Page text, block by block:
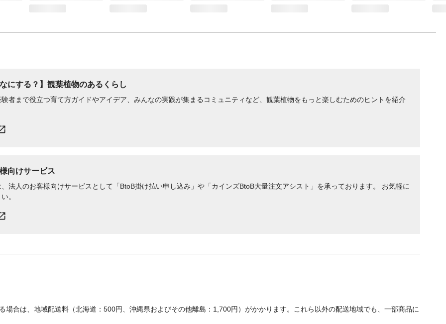
にする？】観葉植物のあるくらし
者まで役立つ育て方ガイドやアイデア、みんなの実践が集まるコミュニティなど、観葉植物をもっと楽しむためのヒントを紹介
向けサービス
法人のお客様向けサービスとして「BtoB掛け払い申し込み」や「カインズBtoB大量注文アシスト」を承っております。 お気軽に
。
合は、地域配送料（北海道：500円、沖縄県およびその他離島：1,700円）がかかります。これら以外の配送地域でも、一部商品に